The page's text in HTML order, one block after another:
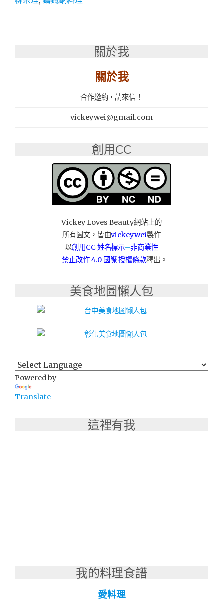
│
入
手
日
本
大
師
精
品
廚
蕃
關於我
關於我
合作邀約，請來信！
vickeywei@gmail.com
創用CC
Vickey Loves Beauty網站上的
所有圖文，皆由vickeywei製作
以創用CC 姓名標示–非商業性
–禁止改作4.0 國際 授權條款釋出。
美食地圖懶人包
Powered by
Translate
這裡有我
我的料理食譜
愛料理